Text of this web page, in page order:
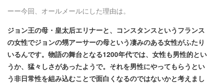
ーー今回、オールメールにした理由は。
ジョン王の母・皇太后エリナーと、コンスタンスというフランス
の女性でジョンの甥アーサーの母という凄みのある女性がふたり
いるんです。物語の舞台となる1200年代では、女性も男性的とい
うか、猛々しさがあったようで。それを男性にやってもらうとい
う非日常性を組み込むことで面白くなるのではないかと考えまし